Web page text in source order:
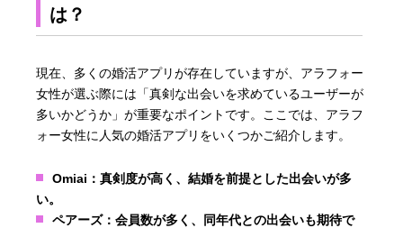
は？
現在、多くの婚活アプリが存在していますが、アラフォー
女性が選ぶ際には「真剣な出会いを求めているユーザーが
多いかどうか」が重要なポイントです。ここでは、アラフ
ォー女性に人気の婚活アプリをいくつかご紹介します。
Omiai ：真剣度が高く、結婚を前提とした出会いが多
い。
ペアーズ：会員数が多く、同年代との出会いも期待で